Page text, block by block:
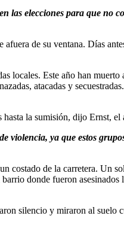
las elecciones para que
de su ventana. Días
locales. Este año han
atacadas y
la sumisión, dijo Ernst, el
violencia, ya que estos
de la carretera. Un
donde fueron
silencio y miraron al suelo